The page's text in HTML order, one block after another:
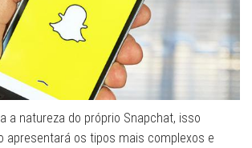
a natureza do próprio Snapchat, isso
apresentará os tipos mais complexos e